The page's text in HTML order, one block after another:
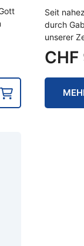
Seit
durch
unserer
CHF